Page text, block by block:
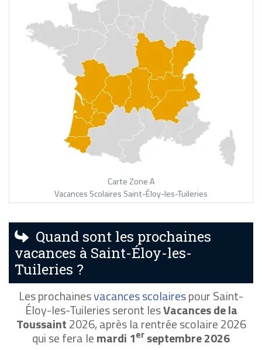
Carte Zone A
Vacances Scolaires Saint-Éloy-les-Tuileries
Quand sont les prochaines
vacances à Saint-Éloy-les-
Tuileries ?
Les prochainesvacances scolairespour Saint-
Éloy-les-Tuileries seront lesVacances de la
Toussaint2026, après la rentrée scolaire 2026
qui se fera lemardi 1er septembre 2026